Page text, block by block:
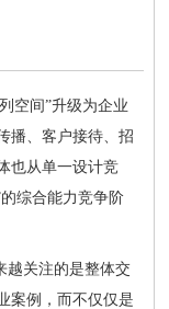
空间”升级为企业
播、客户接待、招
也从单一设计竞
综合能力竞争阶
越关注的是整体交
案例，而不仅仅是